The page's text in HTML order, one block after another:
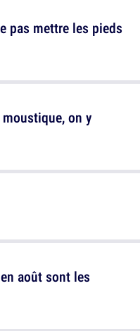
pas mettre les pieds
on y
août sont les